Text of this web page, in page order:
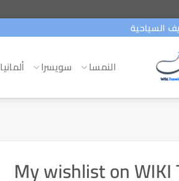
السياحية
النمسا سويسرا ألمانيا
My wishlist on WIKI